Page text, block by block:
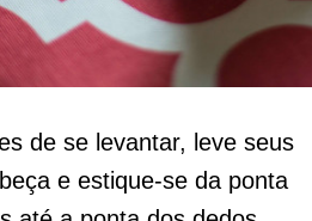
de se levantar, leve seus
e estique-se da ponta